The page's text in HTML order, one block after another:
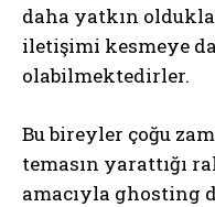
daha yatkın
iletişimi kesmeye
olabilmektedirler.
Bu bireyler çoğu
temasın yarattığı
amacıyla ghosting